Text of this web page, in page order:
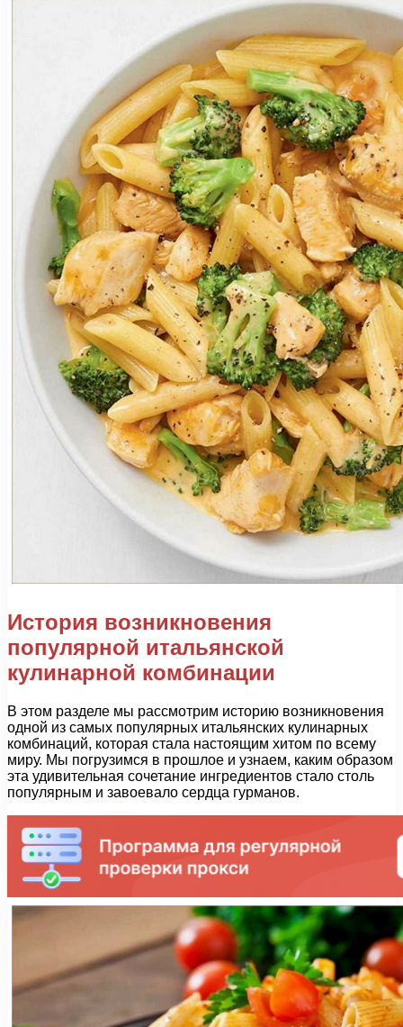
История возникновения
популярной итальянской
кулинарной комбинации
В этом разделе мы рассмотрим историю возникновения
одной из самых популярных итальянских кулинарных
комбинаций, которая стала настоящим хитом по всему
миру. Мы погрузимся в прошлое и узнаем, каким образом
эта удивительная сочетание ингредиентов стало столь
популярным и завоевало сердца гурманов.